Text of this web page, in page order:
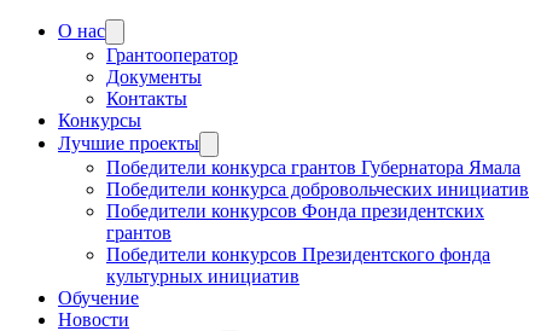
О нас
Грантооператор
Документы
Контакты
Конкурсы
Лучшие проекты
Победители конкурса грантов Губернатора Ямала
Победители конкурса добровольческих инициатив
Победители конкурсов Фонда президентских
грантов
Победители конкурсов Президентского фонда
культурных инициатив
Обучение
Новости